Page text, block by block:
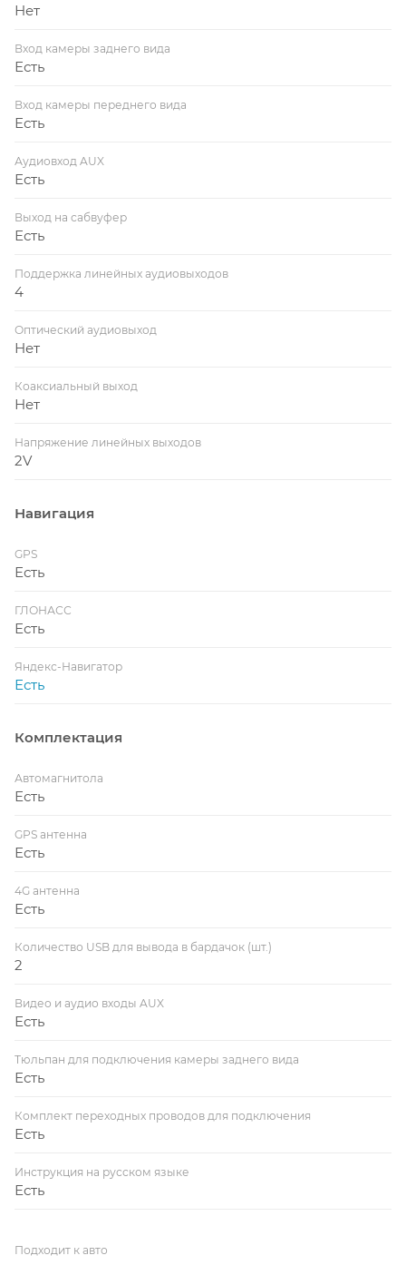
Нет
Вход камеры заднего вида
Есть
Вход камеры переднего вида
Есть
Аудиовход AUX
Есть
Выход на сабвуфер
Есть
Поддержка линейных аудиовыходов
4
Оптический аудиовыход
Нет
Коаксиальный выход
Нет
Напряжение линейных выходов
2V
Навигация
GPS
Есть
ГЛОНАСС
Есть
Яндекс-Навигатор
Есть
Комплектация
Автомагнитола
Есть
GPS антенна
Есть
4G антенна
Есть
Количество USB для вывода в бардачок (шт.)
2
Видео и аудио входы AUX
Есть
Тюльпан для подключения камеры заднего вида
Есть
Комплект переходных проводов для подключения
Есть
Инструкция на русском языке
Есть
Подходит к авто